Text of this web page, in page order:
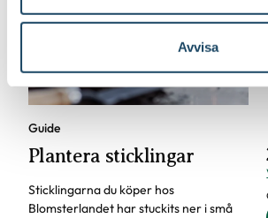
Avvisa
Guide
Plantera sticklingar
Sticklingarna du köper hos
Blomsterlandet har stuckits ner i små